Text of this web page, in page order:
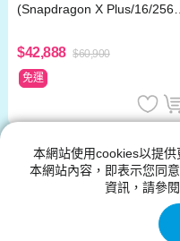
(Snapdragon X Plus/16/256)
$42,888 $60,900
免運
Copilot+PC
神腦生活的Copilot+PC館別
的產品,Copilot+PC的新品與
本網站使用cookies以提
本網站內容，即表示您同
資訊，請參